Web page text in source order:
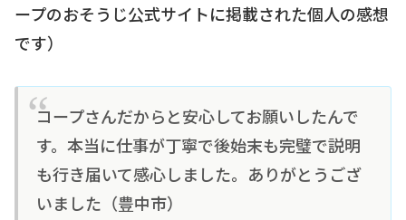
ープのおそうじ公式サイトに掲載された個人の感想
です）
コープさんだからと安心してお願いしたんで
す。本当に仕事が丁寧で後始末も完璧で説明
も行き届いて感心しました。ありがとうござ
いました（豊中市）